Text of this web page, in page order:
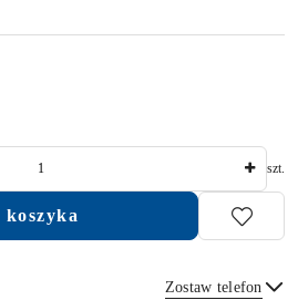
szt.
koszyka
Zostaw telefon